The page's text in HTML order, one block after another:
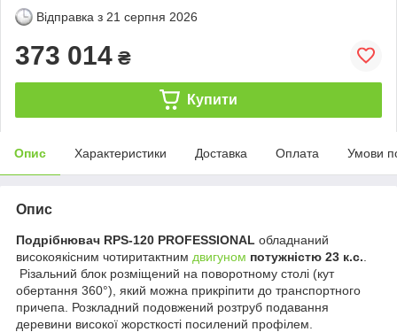
Відправка з 21 серпня 2026
373 014 ₴
Купити
Опис Характеристики Доставка Оплата Умови
Опис
Подрібнювач RPS-120 PROFESSIONAL обладнаний
високоякісним чотиритактним двигуном потужністю 23 к.с.
Різальний блок розміщений на поворотному столі (кут
обертання 360°), який можна прикріпити до транспортного
причепа. Розкладний подовжений розтруб подавання
деревини високої жорсткості посилений профілем.